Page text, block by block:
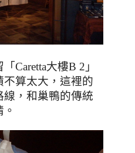
「 Caretta大樓B 2 」
不算太大 ，這裡的
線 ，和巢鴨的傳統